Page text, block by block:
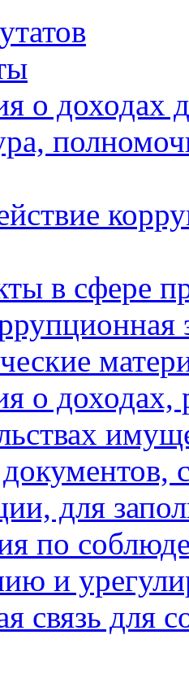
о доходах
в сфере
о доходах,
для
по
и
связь для